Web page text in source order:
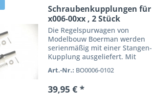
Schraubenkupplungen für
x006-00xx , 2 Stück
Die Regelspurwagen von
Modelbouw Boerman werden
serienmäßig mit einer Stangen-
Kupplung ausgeliefert. Mit
man die Regelspur-Wagen von
vorbildgerechten
Art.-Nr.: BO0006-0102
39,95 € *